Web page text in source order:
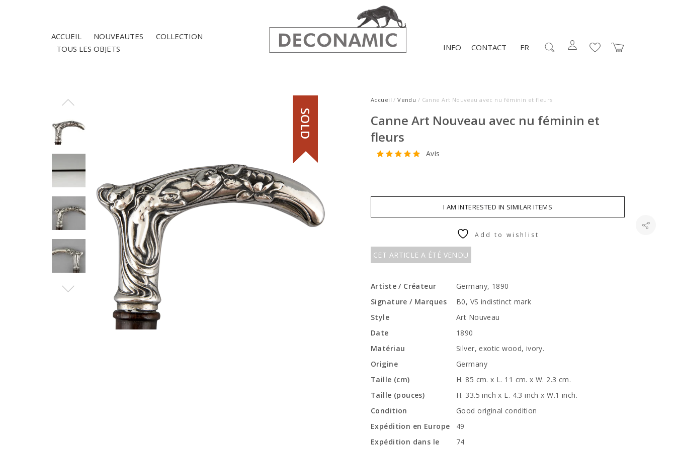
ACCUEIL NOUVEAUTES
COLLECTION
TOUS LES OBJETS
CONTACT
INFO FR
SOLD
Accueil /Vendu / Canne Art Nouveau avec nu féminin et fleurs
Canne Art Nouveau avec nu féminin et
fleurs
Avis
I AM INTERESTED IN SIMILAR ITEMS
CET ARTICLE A ÉTÉ VENDU
Add to wishlist
Artiste / Créateur
Germany, 1890
Signature / Marques
B0, VS indistinct mark
Style
Art Nouveau
Date
1890
Matériau
Silver, exotic wood, ivory.
Origine
Germany
Taille (cm)
H. 85 cm. x L. 11 cm. x W. 2.3 cm.
Taille (pouces)
H. 33.5 inch x L. 4.3 inch x W.1 inch.
Condition
Good original condition
Expédition en Europe
49
Expédition dans le
74